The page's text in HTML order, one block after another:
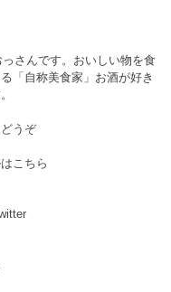
さんです。おいしい物を食
「自称美食家」お酒が好き
うぞ
こちら